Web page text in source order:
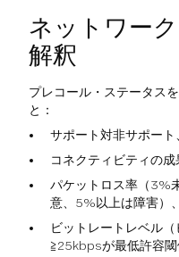
ネットワー
解釈
プレコール・ステータス
と：
サポート対非サポート
コネクティビティの成
パケットロス率（3%
意、5%以上は障害）、
ビットレートレベル
≧25kbpsが最低許容閾